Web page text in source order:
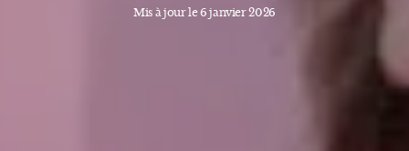
Mis à jour le 6 janvier 2026